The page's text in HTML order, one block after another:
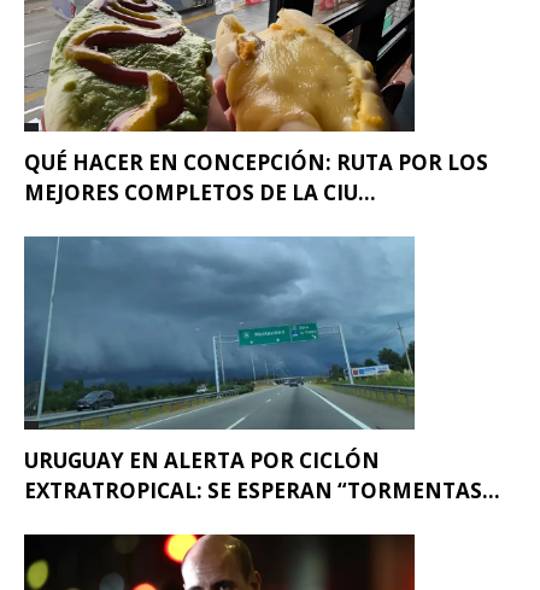
QUÉ HACER EN CONCEPCIÓN: RUTA POR LOS
MEJORES COMPLETOS DE LA CIU...
URUGUAY EN ALERTA POR CICLÓN
EXTRATROPICAL: SE ESPERAN “TORMENTAS...